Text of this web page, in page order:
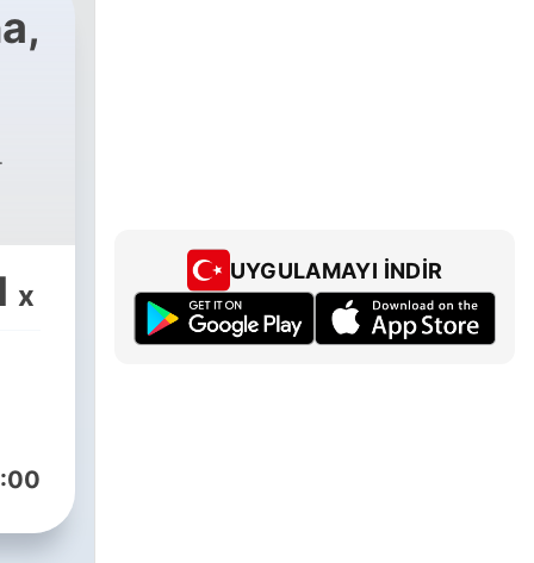
x
UYGULAMAYI İNDIR